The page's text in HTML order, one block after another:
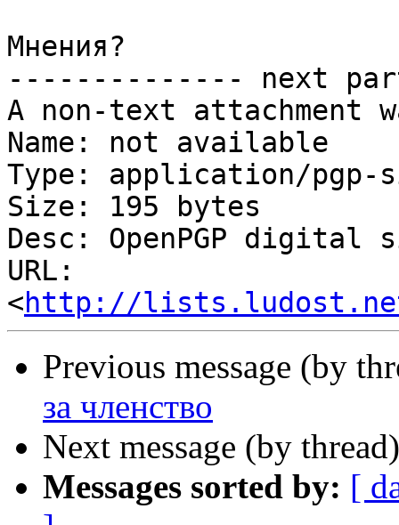
Мнения?
-------------- next
A non-text attachment
Name: not available
Type: application/pgp-
Size: 195 bytes
Desc: OpenPGP digital
URL:
<http://lists.ludost.net/
Previous message (by
за членство
Next message (by
Messages sorted by: [